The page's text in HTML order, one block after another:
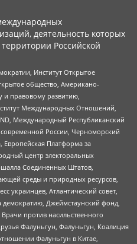
деятельность которых
Российской
Институт Открытое
общество, Американо-
и правовому развитию,
Международных Отношений,
Международный Республиканский
современной России, Черноморский
Европейская Платформа за
центр электоральных
Соединенных Штатов,
среды и природных ресурсов,
украинцев, Атлантический совет,
демократию, Джеймстаунский фонд,
против насильственного
Фалуньгун, Фалуньгун, Коалиция
Фалуньгун в Китае,